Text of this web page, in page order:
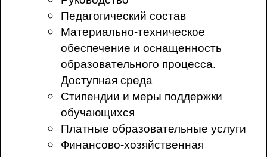
Педагогический состав
Материально-техническое
обеспечение и оснащенность
образовательного процесса.
Доступная среда
Стипендии и меры поддержки
обучающихся
Платные образовательные услуги
Финансово-хозяйственная